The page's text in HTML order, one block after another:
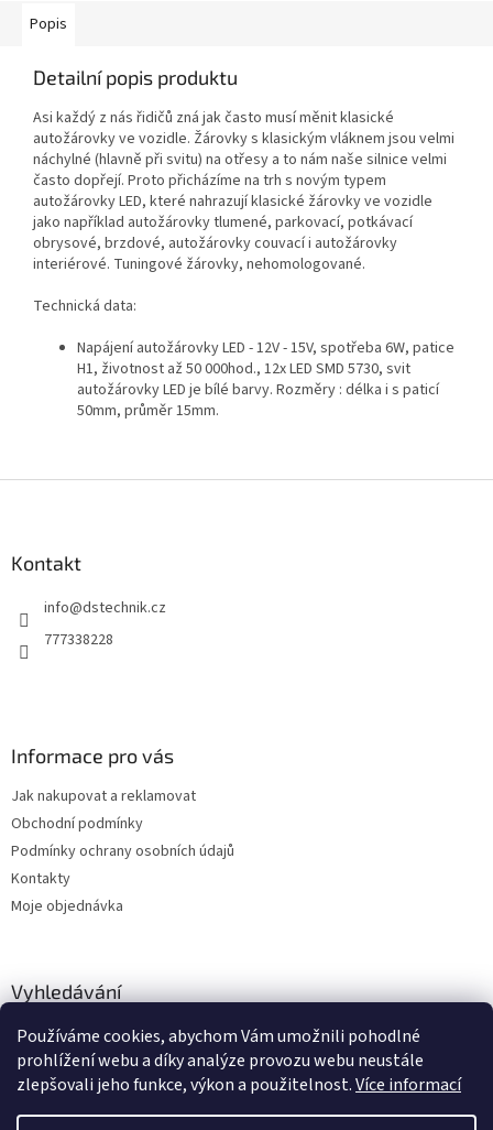
Používáme cookies, abychom Vám umožnili pohodlné
prohlížení webu a díky analýze provozu webu neustále
zlepšovali jeho funkce, výkon a použitelnost.Více informací
Popis
Detailní popis produktu
Asi každý z nás řidičů zná jak často musí měnit klasické
autožárovky ve vozidle. Žárovky s klasickým vláknem jsou velmi
náchylné (hlavně při svitu) na otřesy a to nám naše silnice velmi
často dopřejí. Proto přicházíme na trh s novým typem
autožárovky LED, které nahrazují klasické žárovky ve vozidle
jako například autožárovky tlumené, parkovací, potkávací
obrysové, brzdové, autožárovky couvací i autožárovky
interiérové. Tuningové žárovky, nehomologované.
Technická data:
Napájení autožárovky LED - 12V - 15V, spotřeba 6W, patice
H1, životnost až 50 000hod., 12x LED SMD 5730, svit
autožárovky LED je bílé barvy. Rozměry : délka i s paticí
50mm, průměr 15mm.
Kontakt
info@dstechnik.cz
777338228
Informace pro vás
Jak nakupovat a reklamovat
Obchodní podmínky
Podmínky ochrany osobních údajů
Kontakty
Moje objednávka
Vyhledávání
HLEDAT